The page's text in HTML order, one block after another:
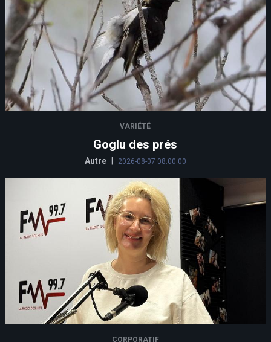
VARIÉTÉ
Goglu des prés
Autre 2026-08-07 08:00:00
CORPORATIF